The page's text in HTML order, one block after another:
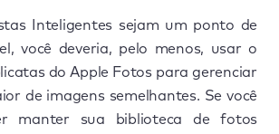
Inteligentes sejam um ponto de
você deveria, pelo menos, usar o
do Apple Fotos para gerenciar
de imagens semelhantes. Se você
manter sua biblioteca de fotos